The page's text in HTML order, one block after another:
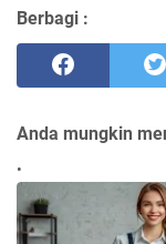
Berbagi :
Anda mungkin